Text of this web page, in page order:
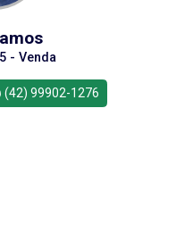
- Venda
(42) 99902-1276